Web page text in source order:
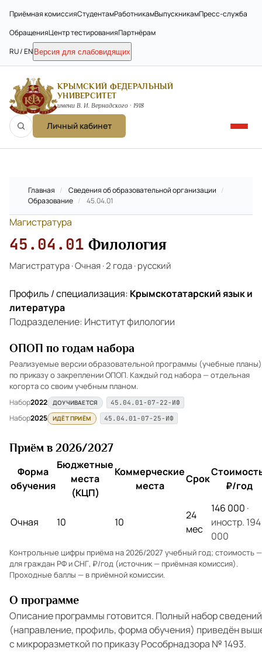
Приёмная комиссияСтудентамРаботникамВыпускникамПресс-служба
ОбращенияЦентр тестированияПартнёрам
RU / EN Версия для слабовидящих
КРЫМСКИЙ ФЕДЕРАЛЬНЫЙ
УНИВЕРСИТЕТ
имени В. И. Вернадского · 1918
Личный кабинет
Главная / Сведения об образовательной организации /
Образование / 45.04.01
Магистратура
45.04.01 Филология
Магистратура·Очная·2 года·русский
Профиль / специализация: Крымскотатарский язык и
литература
Подразделение: Институт филологии
ОПОП по годам набора
Реализуемые версии образовательной программы (учебные планы)
по приказу о закреплении ОПОП. Каждый год набора — отдельная
когорта со своим учебным планом.
Набор2022 ДОУЧИВАЕТСЯ 45.04.01-07-22-ИФ
Набор2025 ИДЁТ ПРИЁМ 45.04.01-07-25-ИФ
Приём в 2026/2027
Форма
обучения
Бюджетные
места
(КЦП)
Коммерческие
места
Срок
₽/год
Очная 10 10
24
мес
146 000 ·
иностр. 194
000
Контрольные цифры приёма на 2026/2027 учебный год; стоимость —
для граждан РФ и СНГ, ₽/год (источник — приёмная комиссия).
Проходные баллы — в приёмной комиссии.
О программе
Описание программы готовится. Полный набор сведений
(направление, профиль, форма обучения) приведён
с микроразметкой по приказу Рособрнадзора № 1493.